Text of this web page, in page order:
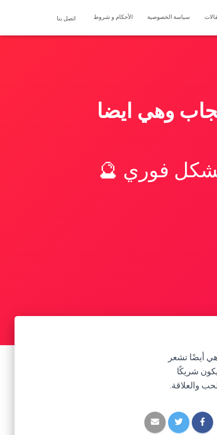
سياسة الخصوصية الأحكام و شروط اتصل بنا
وهي ايضا
فوري 🔮
أيضًا تشعر
شريكًا
والعلاقة.